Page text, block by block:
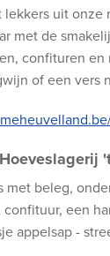
lekkers uit
met de
confituren
of een vers
met beleg,
confituur, een
appelsap -